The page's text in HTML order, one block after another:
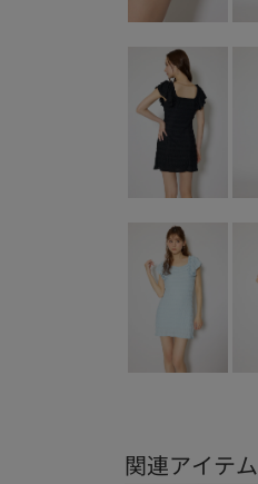
関連アイテム